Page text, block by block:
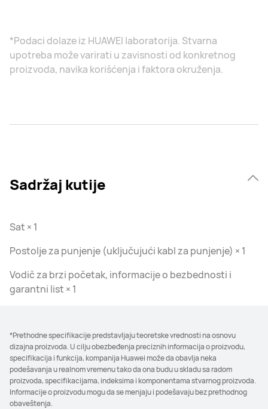
*Podaci dolaze iz HUAWEI laboratorija. Stvarna
upotreba može varirati u zavisnosti od konkretnog
proizvoda, navika korišćenja i faktora okruženja.
Sadržaj kutije
Sat × 1
Postolje za punjenje (uključujući kabl za punjenje) × 1
Vodič za brzi početak, informacije o bezbednosti i
garantni list × 1
*Prethodne specifikacije predstavljaju teoretske vrednosti na osnovu
dizajna proizvoda. U cilju obezbeđenja preciznih informacija o proizvodu,
specifikacija i funkcija, kompanija Huawei može da obavlja neka
podešavanja u realnom vremenu tako da ona budu u skladu sa radom
proizvoda, specifikacijama, indeksima i komponentama stvarnog proizvoda.
Informacije o proizvodu mogu da se menjaju i podešavaju bez prethodnog
obaveštenja.